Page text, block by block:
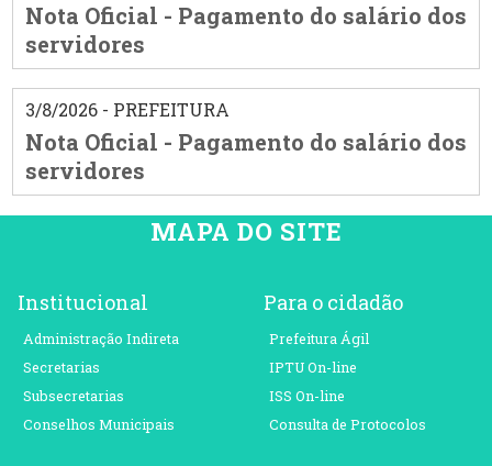
Nota Oficial - Pagamento do salário dos
servidores
3/8/2026 - PREFEITURA
Nota Oficial - Pagamento do salário dos
servidores
MAPA DO SITE
Institucional
Administração Indireta
Secretarias
Subsecretarias
Conselhos Municipais
Para o cidadão
Prefeitura Ágil
IPTU On-line
ISS On-line
Consulta de Protocolos